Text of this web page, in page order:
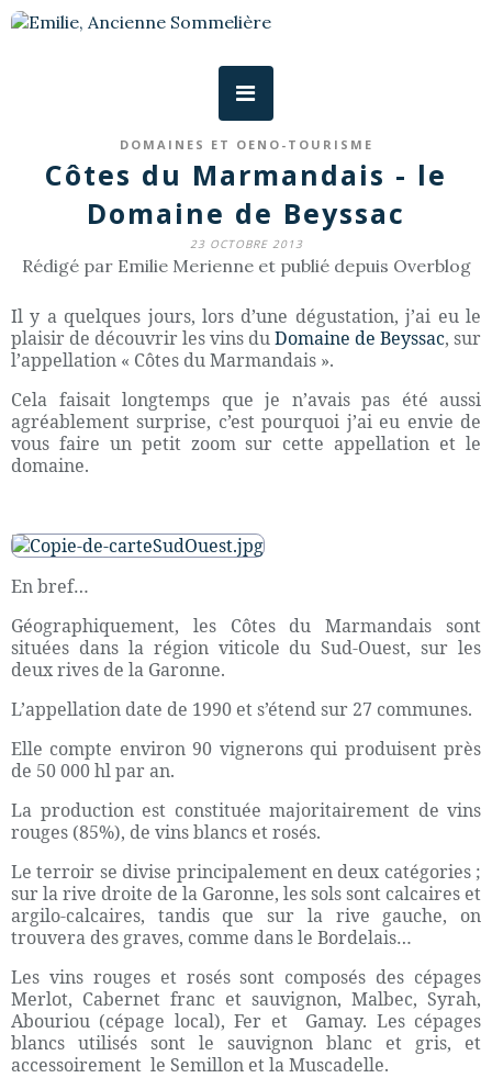
DOMAINES ET OENO-TOURISME
Côtes du Marmandais - le
Domaine de Beyssac
23 OCTOBRE 2013
Rédigé par Emilie Merienne et publié depuis Overblog
Il y a quelques jours, lors d’une dégustation, j’ai eu le
plaisir de découvrir les vins duDomaine de Beyssac, sur
l’appellation « Côtes du Marmandais ».
Cela faisait longtemps que je n’avais pas été aussi
agréablement surprise, c’est pourquoi j’ai eu envie de
vous faire un petit zoom sur cette appellation et le
domaine.
En bref…
Géographiquement, les Côtes du Marmandais sont
situées dans la région viticole du Sud-Ouest, sur les
deux rives de la Garonne.
L’appellation date de 1990 et s’étend sur 27 communes.
Elle compte environ 90 vignerons qui produisent près
de 50 000 hl par an.
La production est constituée majoritairement de vins
rouges (85%), de vins blancs et rosés.
Le terroir se divise principalement en deux catégories ;
sur la rive droite de la Garonne, les sols sont calcaires et
argilo-calcaires, tandis que sur la rive gauche, on
trouvera des graves, comme dans le Bordelais…
Les vins rouges et rosés sont composés des cépages
Merlot, Cabernet franc et sauvignon, Malbec, Syrah,
Abouriou (cépage local), Fer et
Gamay. Les cépages
blancs utilisés sont le sauvignon blanc et gris, et
accessoirement le Semillon et la Muscadelle.